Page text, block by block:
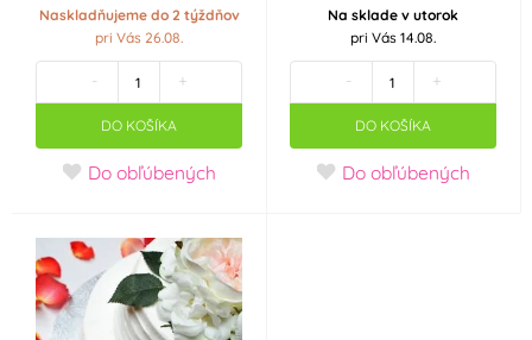
Naskladňujeme do 2 týždňov
pri Vás 26.08.
- +
DO KOŠÍKA
Do obľúbených
Na sklade v utorok
pri Vás 14.08.
- +
DO KOŠÍKA
Do obľúbených